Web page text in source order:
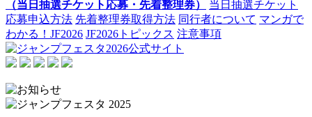
（当日抽選チケット応募・先着整理券）
当日抽選チケット
応募申込方法 先着整理券取得方法 同行者について マンガで
わかる！JF2026 JF2026トピックス 注意事項